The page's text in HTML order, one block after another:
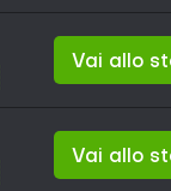
Vai allo
Vai allo